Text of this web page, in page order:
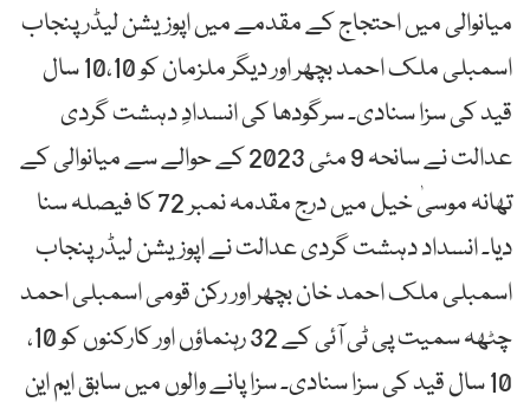
میانوالی میں احتجاج کے مقدمے میں اپوزیشن لیڈر پنجاب
اسمبلی ملک احمد بچھر اور دیگر ملزمان کو 10،10 سال
قید کی سزا سنادی۔ سرگودھا کی انسدادِ دہشت گردی
عدالت نے سانحہ 9 مئی 2023 کے حوالے سے میانوالی کے
تھانہ موسیٰ خیل میں درج مقدمہ نمبر 72 کا فیصلہ سنا
دیا۔ انسداد دہشت گردی عدالت نے اپوزیشن لیڈر پنجاب
اسمبلی ملک احمد خان بچھر اور رکن قومی اسمبلی احمد
چٹھہ سمیت پی ٹی آئی کے 32 رہنماؤں اور کارکنوں کو 10،
10 سال قید کی سزا سنادی۔ سزا پانے والوں میں سابق ایم این